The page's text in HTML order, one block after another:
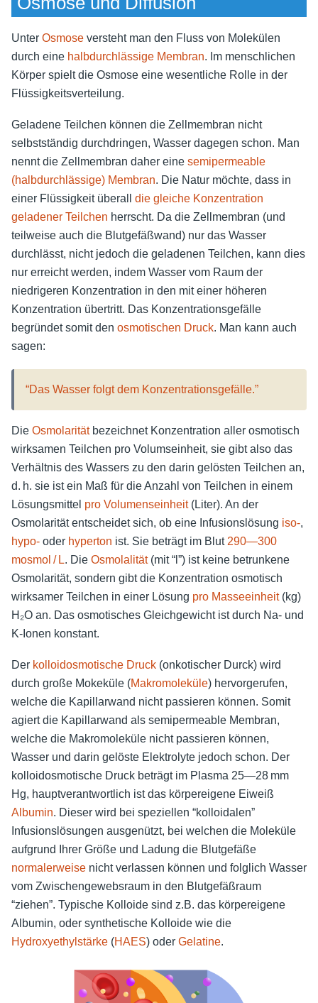
Unter Osmose versteht man den Fluss von Molekülen
durch eine halbdurchlässige Membran. Im menschlichen
Körper spielt die Osmose eine wesentliche Rolle in der
Flüssigkeitsverteilung.
Geladene Teilchen können die Zellmembran nicht
selbstständig durchdringen, Wasser dagegen schon. Man
nennt die Zellmembran daher eine semipermeable
(halbdurchlässige) Membran. Die Natur möchte, dass in
einer Flüssigkeit überall die gleiche Konzentration
geladener Teilchen herrscht. Da die Zellmembran (und
teilweise auch die Blutgefäßwand) nur das Wasser
durchlässt, nicht jedoch die geladenen Teilchen, kann dies
nur erreicht werden, indem Wasser vom Raum der
niedrigeren Konzentration in den mit einer höheren
Konzentration übertritt. Das Konzentrationsgefälle
begründet somit den osmotischen Druck. Man kann auch
sagen:
“Das Wasser folgt dem Konzentrationsgefälle.”
Die Osmolaritätbezeichnet Konzentration aller osmotisch
wirksamen Teilchen pro Volumseinheit, sie gibt also das
Verhältnis des Wassers zu den darin gelösten Teilchen an,
d. h. sie ist ein Maß für die Anzahl von Teilchen in einem
Lösungsmittel pro Volumenseinheit(Liter). An der
Osmolarität entscheidet sich, ob eine Infusionslösung iso-,
hypo- oder hyperton ist. Sie beträgt im Blut 290—300
mosmol / L. Die Osmolalität(mit “l”) ist keine betrunkene
Osmolarität, sondern gibt die Konzentration osmotisch
wirksamer Teilchen in einer Lösung pro Masseeinheit(kg)
H₂O an. Das osmotisches Gleichgewicht ist durch Na- und
K-Ionen konstant.
Der kolloidosmotische Druck (onkotischer Durck) wird
durch große Mokeküle (Makromoleküle) hervorgerufen,
welche die Kapillarwand nicht passieren können. Somit
agiert die Kapillarwand als semipermeable Membran,
welche die Makromoleküle nicht passieren können,
Wasser und darin gelöste Elektrolyte jedoch schon. Der
kolloidosmotische Druck beträgt im Plasma 25—28 mm
Hg, hauptverantwortlich ist das körpereigene Eiweiß
Albumin. Dieser wird bei speziellen “kolloidalen”
Infusionslösungen ausgenützt, bei welchen die Moleküle
aufgrund Ihrer Größe und Ladung die Blutgefäße
normalerweise nicht verlassen können und folglich Wasser
vom Zwischengewebsraum in den Blutgefäßraum
“ziehen”. Typische Kolloide sind z.B. das körpereigene
Albumin, oder synthetische Kolloide wie die
Hydroxyethylstärke (HAES) oder Gelatine.